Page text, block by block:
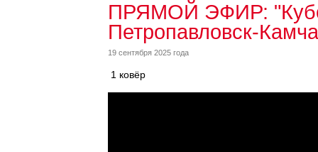
ПРЯМОЙ ЭФИР:
Петропавловск-
19 сентября 2025 года
1 ковёр